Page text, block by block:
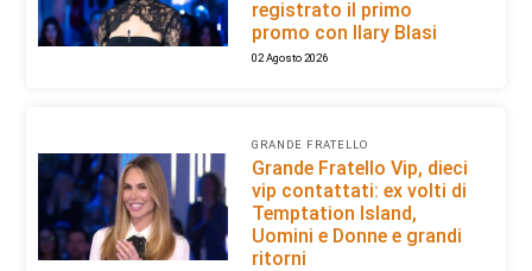
registrato il primo
promo con Ilary Blasi
02 Agosto 2026
GRANDE FRATELLO
Grande Fratello Vip, dieci
vip contattati: ex volti di
Temptation Island,
Uomini e Donne e grandi
ritorni